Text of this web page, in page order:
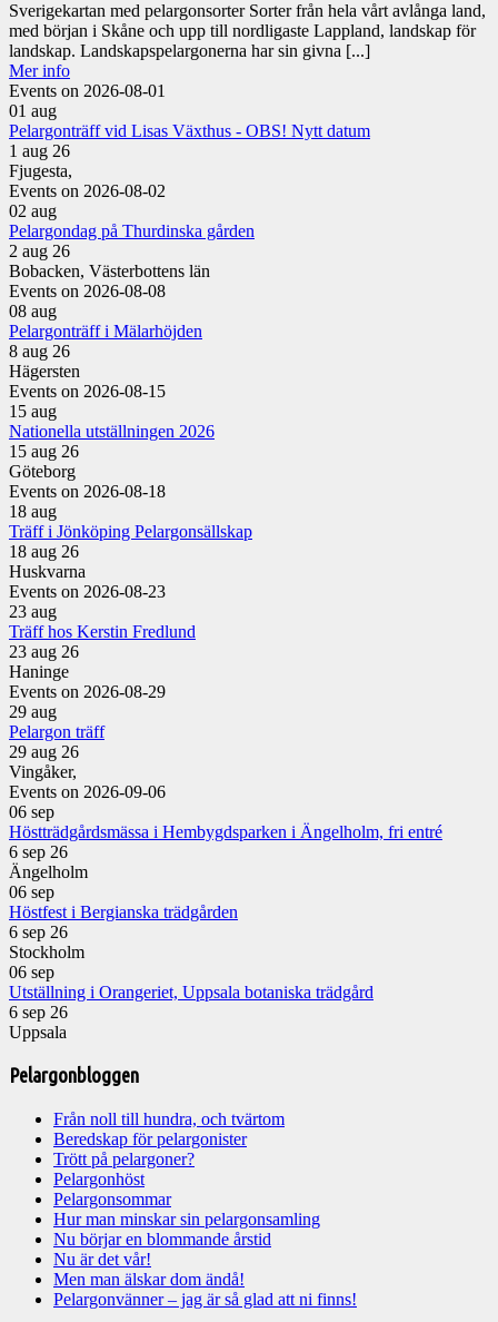
Sverigekartan med pelargonsorter Sorter från hela vårt avlånga land,
med början i Skåne och upp till nordligaste Lappland, landskap för
landskap. Landskapspelargonerna har sin givna [...]
Mer info
Events on 2026-08-01
01 aug
Pelargonträff vid Lisas Växthus - OBS! Nytt datum
1 aug 26
Fjugesta,
Events on 2026-08-02
02 aug
Pelargondag på Thurdinska gården
2 aug 26
Bobacken, Västerbottens län
Events on 2026-08-08
08 aug
Pelargonträff i Mälarhöjden
8 aug 26
Hägersten
Events on 2026-08-15
15 aug
Nationella utställningen 2026
15 aug 26
Göteborg
Events on 2026-08-18
18 aug
Träff i Jönköping Pelargonsällskap
18 aug 26
Huskvarna
Events on 2026-08-23
23 aug
Träff hos Kerstin Fredlund
23 aug 26
Haninge
Events on 2026-08-29
29 aug
Pelargon träff
29 aug 26
Vingåker,
Events on 2026-09-06
06 sep
Höstträdgårdsmässa i Hembygdsparken i Ängelholm, fri entré
6 sep 26
Ängelholm
06 sep
Höstfest i Bergianska trädgården
6 sep 26
Stockholm
06 sep
Utställning i Orangeriet, Uppsala botaniska trädgård
6 sep 26
Uppsala
Pelargonbloggen
Från noll till hundra, och tvärtom
Beredskap för pelargonister
Trött på pelargoner?
Pelargonhöst
Pelargonsommar
Hur man minskar sin pelargonsamling
Nu börjar en blommande årstid
Nu är det vår!
Men man älskar dom ändå!
Pelargonvänner – jag är så glad att ni finns!